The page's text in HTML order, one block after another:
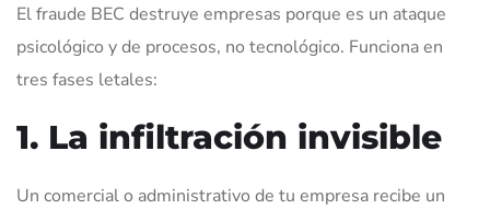
El fraude BEC destruye empresas porque es un ataque
psicológico y de procesos, no tecnológico. Funciona en
tres fases letales:
1. La infiltración invisible
Un comercial o administrativo de tu empresa recibe un